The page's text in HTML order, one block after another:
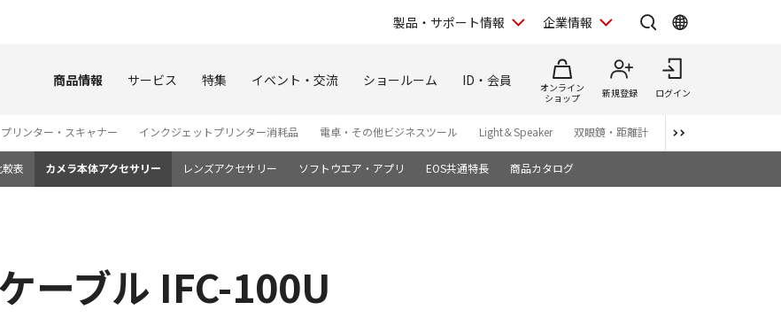
製品・サポート情報 企業情報
商品情報 サービス 特集 イベント・交流 ショールーム ID・会員
オンライン
ショップ
新規登録 ログイン
プリンター・スキャナー インクジェットプリンター消耗品 電卓・その他ビジネスツール Light＆Speaker 双眼鏡・距離計 写真集
表 カメラ本体アクセサリー レンズアクセサリー ソフトウエア・アプリ EOS共通特長 商品カタログ
ーブル IFC-100U